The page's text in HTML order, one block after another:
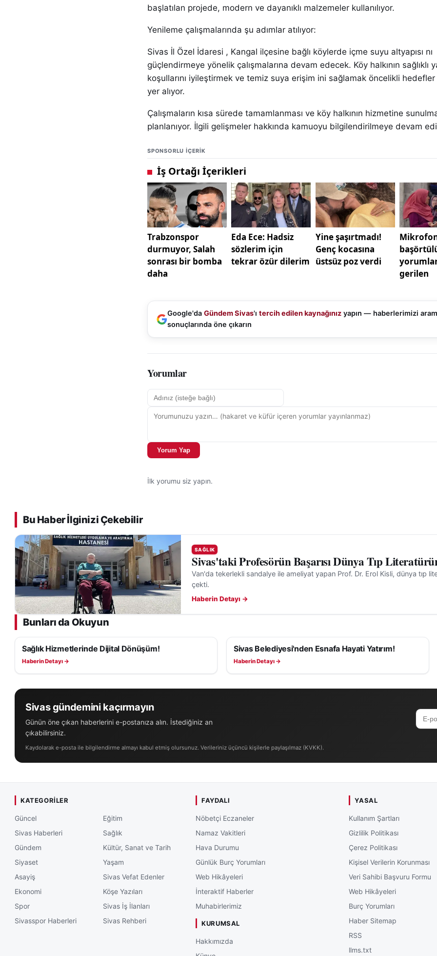
başlatılan projede, modern ve dayanıklı malzemeler kullanılıyor.
Yenileme çalışmalarında şu adımlar atılıyor:
Sivas İl Özel İdaresi , Kangal ilçesine bağlı köylerde içme suyu altyapısı nı
güçlendirmeye yönelik çalışmalarına devam edecek. Köy halkının sağlıklı
koşullarını iyileştirmek ve temiz suya erişim ini sağlamak öncelikli hedefler
yer alıyor.
Çalışmaların kısa sürede tamamlanması ve köy halkının hizmetine
planlanıyor. İlgili gelişmeler hakkında kamuoyu bilgilendirilmeye devam
SPONSORLU IÇERIK
Google'da Gündem Sivas'ı tercih edilen kaynağınız yapın — haberlerimizi
sonuçlarında öne çıkarın
Yorumlar
Yorum Yap
İlk yorumu siz yapın.
Bu Haber İlginizi Çekebilir
SAĞLIK
Sivas'taki Profesörün Başarısı Dünya Tıp
Van'da tekerlekli sandalye ile ameliyat yapan Prof. Dr. Erol Kisli, dünya tıp
çekti.
Haberin Detayı →
Bunları da Okuyun
SAĞLIK
Sağlık Hizmetlerinde Dijital Dönüşüm!
Haberin Detayı →
SAĞLIK
Sivas Belediyesi'nden Esnafa Hayati Yatırım!
Haberin Detayı →
Sivas gündemini kaçırmayın
Günün öne çıkan haberlerini e-postanıza alın. İstediğiniz an
çıkabilirsiniz.
Kaydolarak e-posta ile bilgilendirme almayı kabul etmiş olursunuz. Verileriniz üçüncü kişilerle paylaşılmaz (KVKK).
KATEGORILER
Güncel
Sivas Haberleri
Gündem
Siyaset
Asayiş
Ekonomi
Spor
Sivasspor Haberleri
Eğitim
Sağlık
Kültür, Sanat ve Tarih
Yaşam
Sivas Vefat Edenler
Köşe Yazıları
Sivas İş İlanları
Sivas Rehberi
FAYDALI
Nöbetçi Eczaneler
Namaz Vakitleri
Hava Durumu
Günlük Burç Yorumları
Web Hikâyeleri
İnteraktif Haberler
Muhabirlerimiz
KURUMSAL
Hakkımızda
YASAL
Kullanım Şartları
Gizlilik Politikası
Çerez Politikası
Kişisel Verilerin Korunması
Veri Sahibi Başvuru Formu
Web Hikâyeleri
Burç Yorumları
Haber Sitemap
RSS
llms.txt